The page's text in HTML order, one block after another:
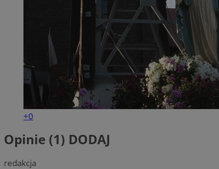
+0
Opinie (1) DODAJ
redakcja